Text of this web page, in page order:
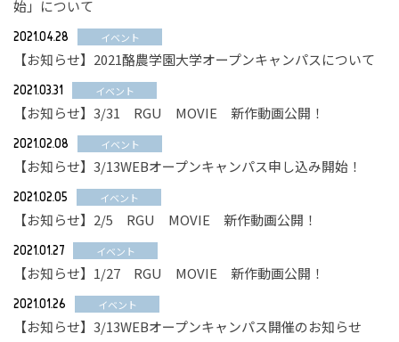
始」について
2021.04.28 イベント
【お知らせ】2021酪農学園大学オープンキャンパスについて
2021.03.31 イベント
【お知らせ】3/31 RGU MOVIE 新作動画公開！
2021.02.08 イベント
【お知らせ】3/13WEBオープンキャンパス申し込み開始！
2021.02.05 イベント
【お知らせ】2/5 RGU MOVIE 新作動画公開！
2021.01.27 イベント
【お知らせ】1/27 RGU MOVIE 新作動画公開！
2021.01.26 イベント
【お知らせ】3/13WEBオープンキャンパス開催のお知らせ